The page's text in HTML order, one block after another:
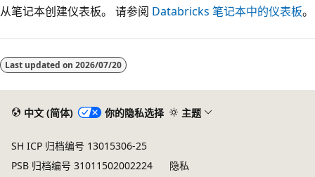
从笔记本创建仪表板。 请参阅 Databricks 笔记本中的仪表板。
Last updated on 2026/07/20
中文 (简体) 你的隐私选择 主题
SH ICP 归档编号 13015306-25
PSB 归档编号 31011502002224
隐私